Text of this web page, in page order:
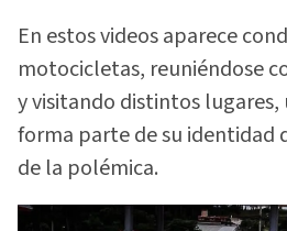
En estos videos aparece
motocicletas, reuniéndose
y visitando distintos lugares,
forma parte de su identidad
de la polémica.